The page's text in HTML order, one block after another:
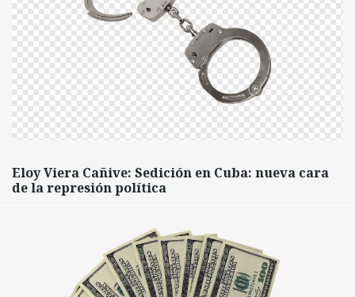
Eloy Viera Cañive: Sedición en Cuba: nueva cara
de la represión política